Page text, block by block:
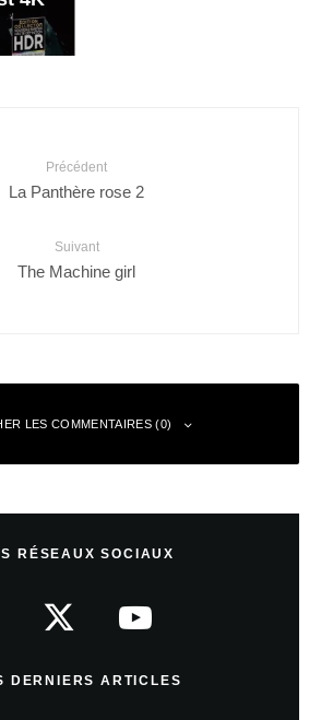
Précédent
La Panthère rose 2
Suivant
The Machine girl
LES COMMENTAIRES (0)
RÉSEAUX SOCIAUX
DERNIERS ARTICLES